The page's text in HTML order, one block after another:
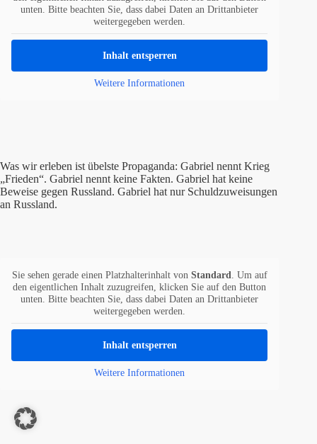
unten. Bitte beachten Sie, dass dabei Daten an Drittanbieter
weitergegeben werden.
Inhalt entsperren
Weitere Informationen
Was wir erleben ist übelste Propaganda: Gabriel nennt Krieg
„Frieden“. Gabriel nennt keine Fakten. Gabriel hat keine
Beweise gegen Russland. Gabriel hat nur Schuldzuweisungen
an Russland.
Sie sehen gerade einen Platzhalterinhalt von Standard . Um auf
den eigentlichen Inhalt zuzugreifen, klicken Sie auf den Button
unten. Bitte beachten Sie, dass dabei Daten an Drittanbieter
weitergegeben werden.
Inhalt entsperren
Weitere Informationen